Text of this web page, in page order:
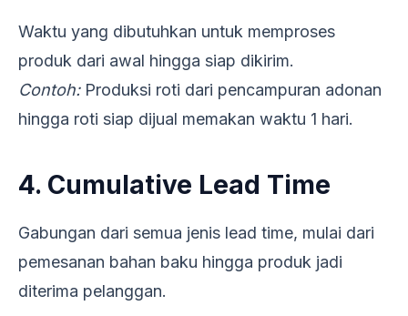
Waktu yang dibutuhkan untuk memproses
produk dari awal hingga siap dikirim.
Contoh:Produksi roti dari pencampuran adonan
hingga roti siap dijual memakan waktu 1 hari.
4. Cumulative Lead Time
Gabungan dari semua jenis lead time, mulai dari
pemesanan bahan baku hingga produk jadi
diterima pelanggan.